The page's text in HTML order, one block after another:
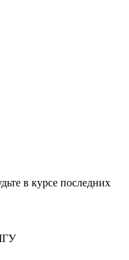
в курсе последних